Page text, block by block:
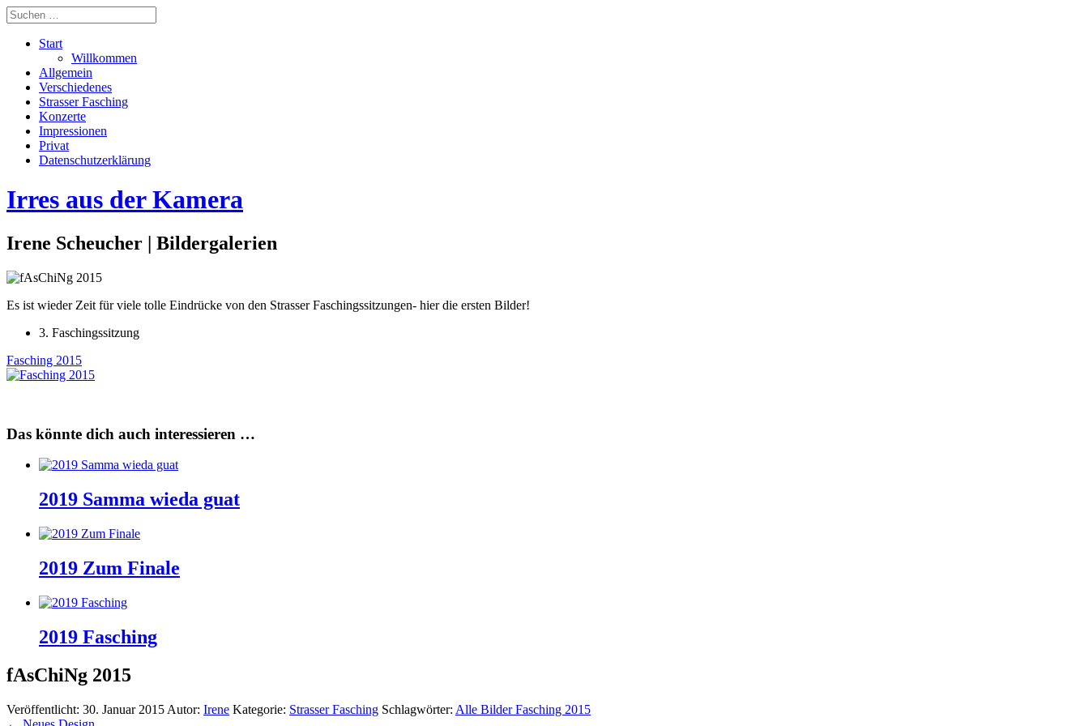
Start
Willkommen
Allgemein
Verschiedenes
Strasser Fasching
Konzerte
Impressionen
Privat
Datenschutzerklärung
Irres aus der Kamera
Irene Scheucher | Bildergalerien
Es ist wieder Zeit für viele tolle Eindrücke von den Strasser Faschingssitzungen- hier die ersten Bilder!
3. Faschingssitzung
Fasching 2015
Das könnte dich auch interessieren …
2019 Samma wieda guat
2019 Zum Finale
2019 Fasching
fAsChiNg 2015
Veröffentlicht: 30. Januar 2015 Autor: Irene Kategorie: Strasser Fasching Schlagwörter: Alle Bilder Fasching 2015